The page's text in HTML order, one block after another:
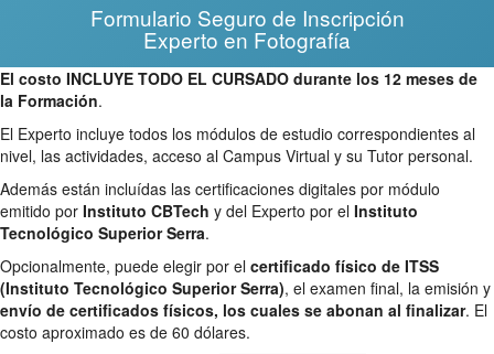
Formulario Seguro de Inscripción
Experto en Fotografía
El costo INCLUYE TODO EL CURSADO durante los 12 meses de
la Formación.
El Experto incluye todos los módulos de estudio correspondientes al
nivel, las actividades, acceso al Campus Virtual y su Tutor personal.
Además están incluídas las certificaciones digitales por módulo
emitido por Instituto CBTech y del Experto por el Instituto
Tecnológico Superior Serra.
Opcionalmente, puede elegir por el certificado físico de ITSS
(Instituto Tecnológico Superior Serra), el examen final, la emisión y
envío de certificados físicos, los cuales se abonan al finalizar. El
costo aproximado es de 60 dólares.